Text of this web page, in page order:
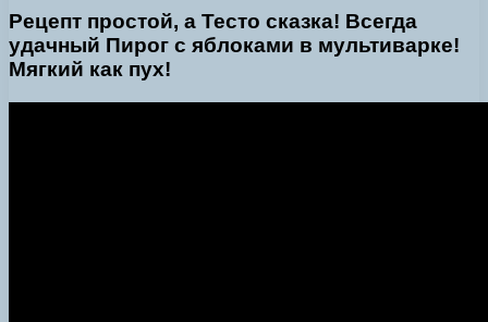
Рецепт простой, а Тесто сказка! Всегда
удачный Пирог с яблоками в мультиварке!
Мягкий как пух!